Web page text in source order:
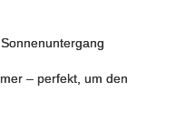
– perfekt, um den